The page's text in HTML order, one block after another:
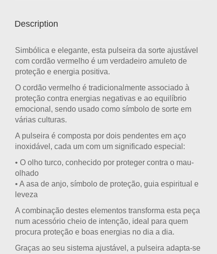
Description
Simbólica e elegante, esta pulseira da sorte ajustável
com cordão vermelho é um verdadeiro amuleto de
proteção e energia positiva.
O cordão vermelho é tradicionalmente associado à
proteção contra energias negativas e ao equilíbrio
emocional, sendo usado como símbolo de sorte em
várias culturas.
A pulseira é composta por dois pendentes em aço
inoxidável , cada um com um significado especial:
• O olho turco, conhecido por proteger contra o mau-
olhado
• A asa de anjo, símbolo de proteção, guia espiritual e
leveza
A combinação destes elementos transforma esta peça
num acessório cheio de intenção, ideal para quem
procura proteção e boas energias no dia a dia.
Graças ao seu sistema ajustável , a pulseira adapta-se